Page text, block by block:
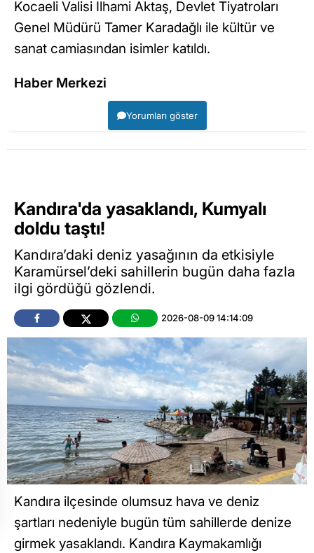
Kocaeli Valisi İlhami Aktaş, Devlet Tiyatroları
Genel Müdürü Tamer Karadağlı ile kültür ve
sanat camiasından isimler katıldı.
Haber Merkezi
Yorumları göster
Kandıra'da yasaklandı, Kumyalı
doldu taştı!
Kandıra’daki deniz yasağının da etkisiyle
Karamürsel’deki sahillerin bugün daha fazla
ilgi gördüğü gözlendi.
2026-08-09 14:14:09
Kandıra ilçesinde olumsuz hava ve deniz
şartları nedeniyle bugün tüm sahillerde denize
girmek yasaklandı. Kandıra Kaymakamlığı